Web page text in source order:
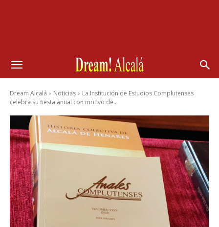
Dream Alcalá Noticias
La Institución de Estudios Complutenses
celebra su fiesta anual con motivo de...